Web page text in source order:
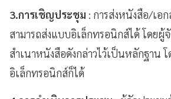
3.การเชิญประชุม : การส่งหนังสือ/เอ
สามารถส่งแบบอิเล็กทรอนิกส์ได้ โดยผู้
สำเนาหนังสือดังกล่าวไว้เป็นหลักฐาน
อิเล็กทรอนิกส์ก็ได้